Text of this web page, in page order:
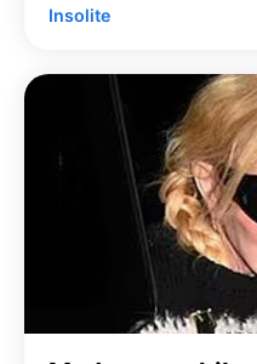
Insolite